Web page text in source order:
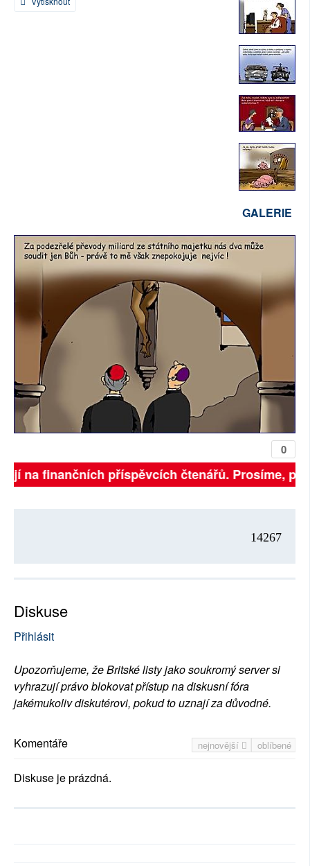
GALERIE
0
na finančních příspěvcích čtenářů. Prosíme,
14267
Diskuse
Přihlásit
Upozorňujeme, že Britské listy jako soukromý server si
vyhrazují právo blokovat přístup na diskusní fóra
jakémukoliv diskutérovi, pokud to uznají za důvodné.
nejnovější oblíbené
Komentáře
Diskuse je prázdná.